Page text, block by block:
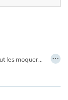
Sipho adore le rugby ! Ce qui lui vaut les moqueries de ses frères et voisins dans le township de Soweto. Le rugby c'est le sport des Blancs et tous soutiennent l'équipe de football des Bafana Bafana. Mais cette année, c'est l'Afrique du Sud qui organise la Coupe du monde de rugby et les Springboks compte désormais Chester Wiliams, un rugbyman noir qui va déchaîner les passions.
…